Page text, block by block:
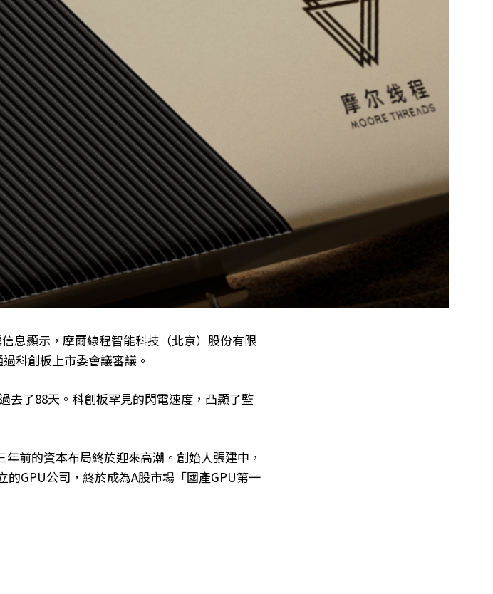
息顯示，摩爾線程智能科技（北京）股份有限
科創板上市委會議審議。
去了88天。科創板罕見的閃電速度，凸顯了監
前的資本布局終於迎來高潮。創始人張建中，
GPU公司，終於成為A股市場「國產GPU第一